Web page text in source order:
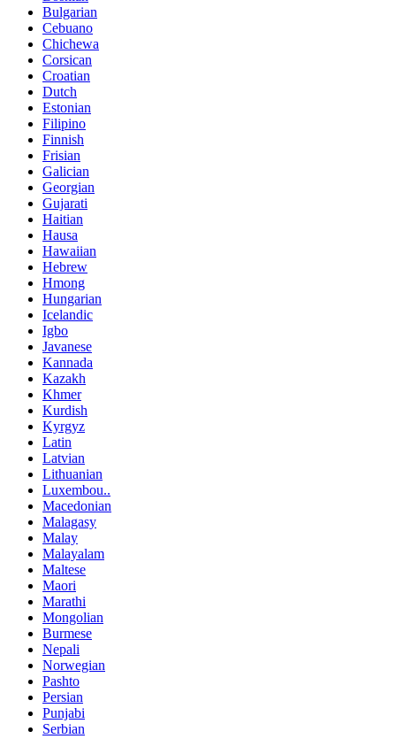
Bulgarian
Cebuano
Chichewa
Corsican
Croatian
Dutch
Estonian
Filipino
Finnish
Frisian
Galician
Georgian
Gujarati
Haitian
Hausa
Hawaiian
Hebrew
Hmong
Hungarian
Icelandic
Igbo
Javanese
Kannada
Kazakh
Khmer
Kurdish
Kyrgyz
Latin
Latvian
Lithuanian
Luxembou..
Macedonian
Malagasy
Malay
Malayalam
Maltese
Maori
Marathi
Mongolian
Burmese
Nepali
Norwegian
Pashto
Persian
Punjabi
Serbian